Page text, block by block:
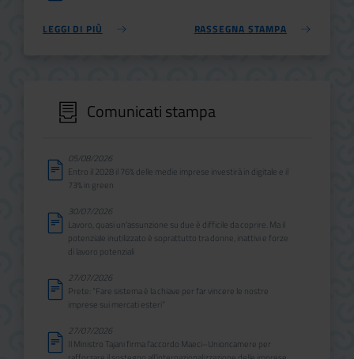
LEGGI DI PIÙ RASSEGNA STAMPA
Comunicati stampa
05/08/2026
Entro il 2028 il 76% delle medie imprese investirà in digitale e il
73% in green
30/07/2026
Lavoro, quasi un'assunzione su due è difficile da coprire. Ma il
potenziale inutilizzato è soprattutto tra donne, inattivi e forze
di lavoro potenziali
27/07/2026
Prete: “Fare sistema è la chiave per far vincere le nostre
imprese sui mercati esteri”
27/07/2026
Il Ministro Tajani firma l’accordo Maeci–Unioncamere per